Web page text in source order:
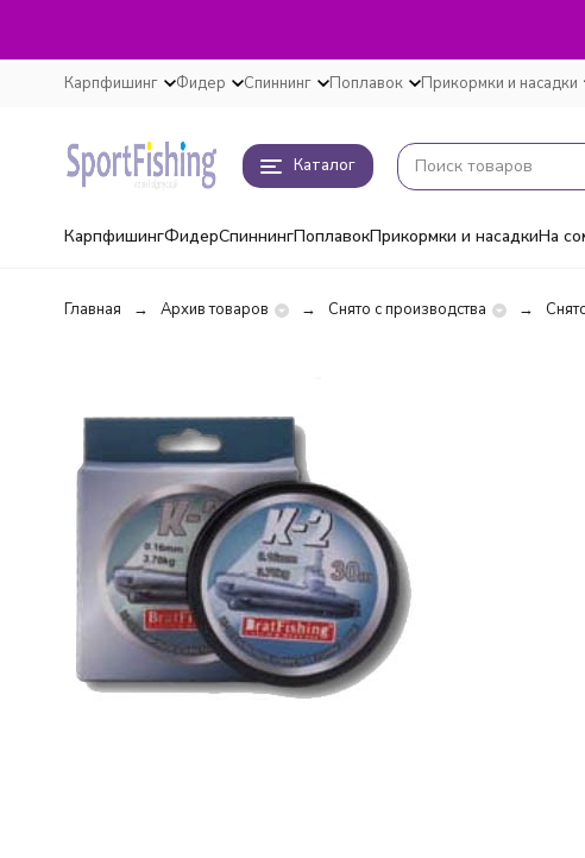
Карпфишинг Фидер Спиннинг Поплавок Прикормки и насадки
Каталог
КарпфишингФидерСпиннингПоплавокПрикормки и насадкиНа
Главная Архив товаров Снято с производства